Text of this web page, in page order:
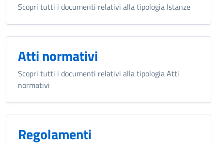
Scopri tutti i documenti relativi alla tipologia Istanze
Atti normativi
Scopri tutti i documenti relativi alla tipologia Atti
normativi
Regolamenti